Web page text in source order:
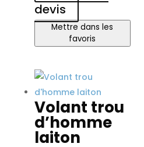
devis
Mettre dans les
favoris
Volant trou
d’homme
laiton